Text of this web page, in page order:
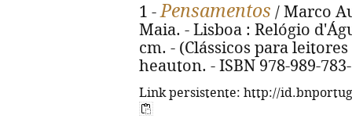
1 -Pensamentos / Marco
Maia. - Lisboa : Relógio
cm. - (Clássicos para
heauton. - ISBN 978-989-
Link persistente: http://